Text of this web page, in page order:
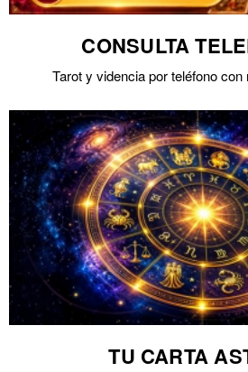
CONSULTA
Tarot y videncia por teléfono
TU CARTA